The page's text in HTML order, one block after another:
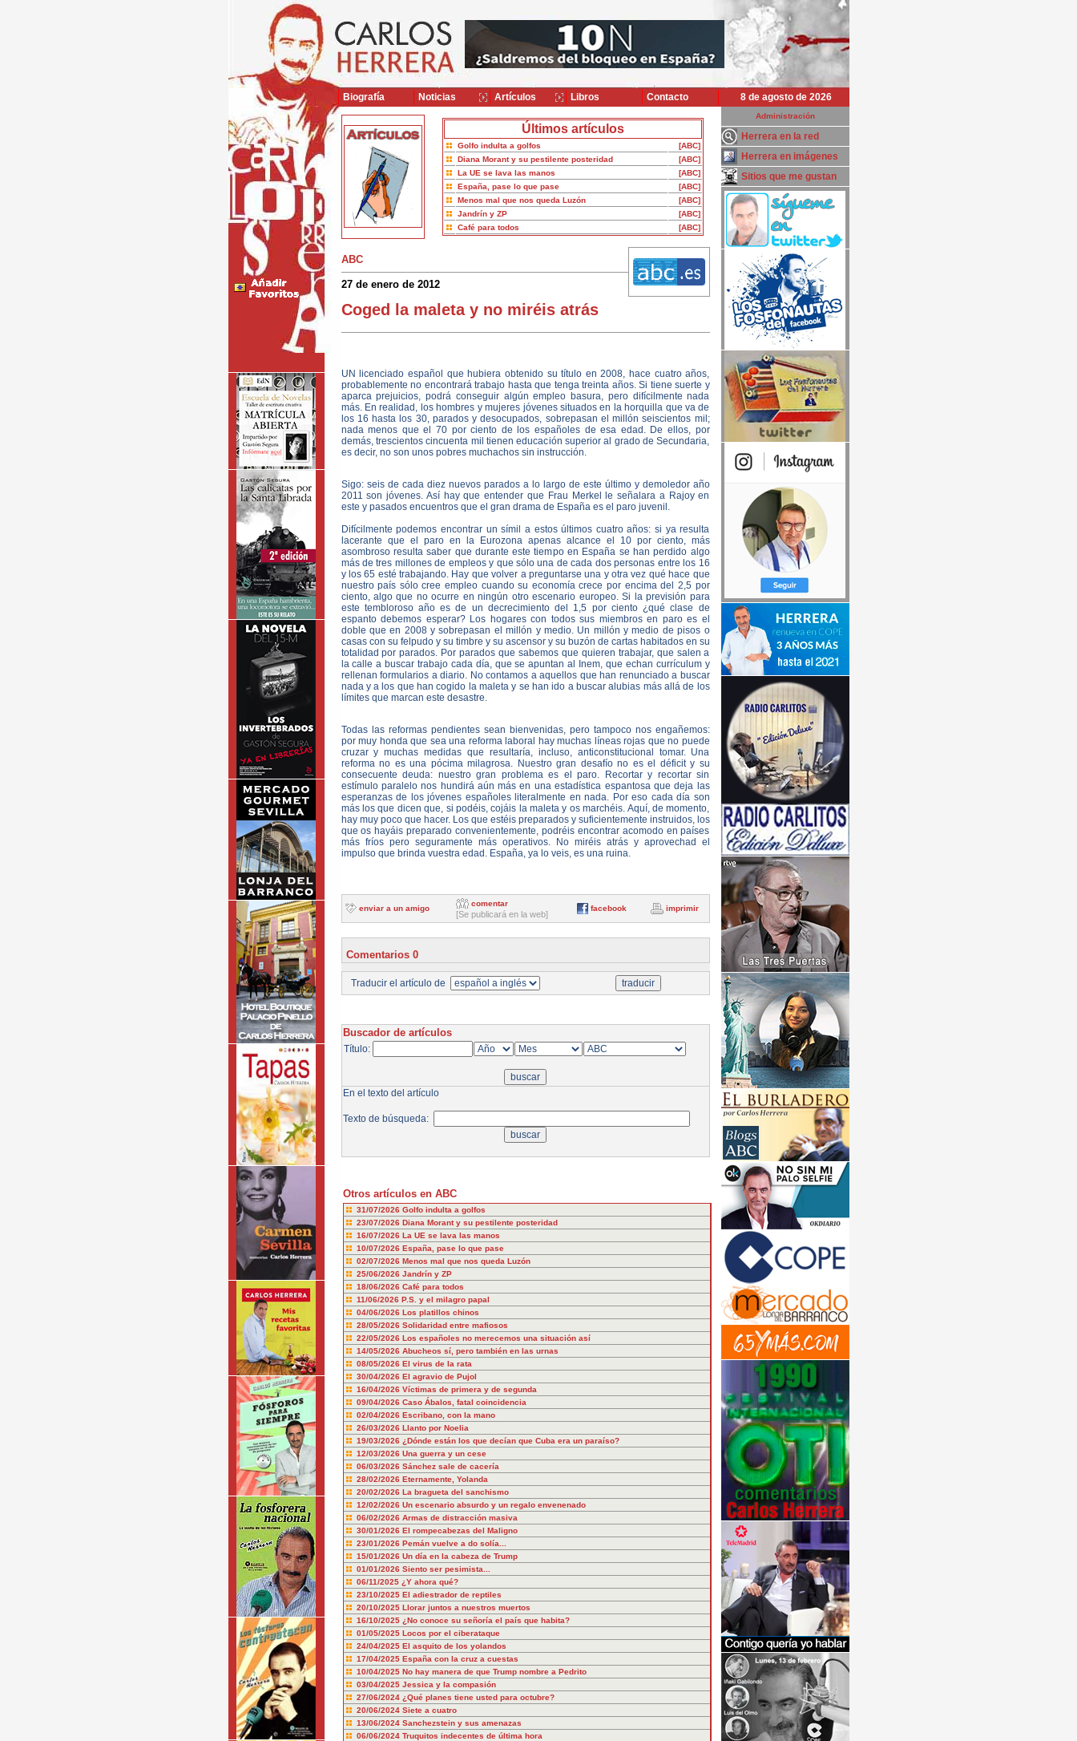
8 de agosto de 2026
Últimos artículos
Golfo indulta a golfos
[ABC]
Diana Morant y su pestilente posteridad
[ABC]
La UE se lava las manos
[ABC]
España, pase lo que pase
[ABC]
Menos mal que nos queda Luzón
[ABC]
Jandrín y ZP
[ABC]
Café para todos
[ABC]
ABC
27 de enero de 2012
Coged la maleta y no miréis atrás
UN licenciado español que hubiera obtenido su título en 2008, hace cuatro años,
probablemente no encontrará trabajo hasta que tenga treinta años. Si tiene suerte y
aparca prejuicios, podrá conseguir algún empleo basura, pero difícilmente nada
más. En realidad, los hombres y mujeres jóvenes situados en la horquilla que va de
los 16 hasta los 30, parados y desocupados, sobrepasan el millón seiscientos mil;
nada menos que el 70 por ciento de los españoles de esa edad. De ellos, por
demás, trescientos cincuenta mil tienen educación superior al grado de Secundaria,
es decir, no son unos pobres muchachos sin instrucción.
Sigo: seis de cada diez nuevos parados a lo largo de este último y demoledor año
2011 son jóvenes. Así hay que entender que Frau Merkel le señalara a Rajoy en
este y pasados encuentros que el gran drama de España es el paro juvenil.
Difícilmente podemos encontrar un símil a estos últimos cuatro años: si ya resulta
lacerante que el paro en la Eurozona apenas alcance el 10 por ciento, más
asombroso resulta saber que durante este tiempo en España se han perdido algo
más de tres millones de empleos y que sólo una de cada dos personas entre los 16
y los 65 esté trabajando. Hay que volver a preguntarse una y otra vez qué hace que
nuestro país sólo cree empleo cuando su economía crece por encima del 2,5 por
ciento, algo que no ocurre en ningún otro escenario europeo. Si la previsión para
este tembloroso año es de un decrecimiento del 1,5 por ciento ¿qué clase de
espanto debemos esperar? Los hogares con todos sus miembros en paro es el
doble que en 2008 y sobrepasan el millón y medio. Un millón y medio de pisos o
casas con su felpudo y su timbre y su ascensor y su buzón de cartas habitados en su
totalidad por parados. Por parados que sabemos que quieren trabajar, que salen a
la calle a buscar trabajo cada día, que se apuntan al Inem, que echan currículum y
rellenan formularios a diario. No contamos a aquellos que han renunciado a buscar
nada y a los que han cogido la maleta y se han ido a buscar alubias más allá de los
límites que marcan este desastre.
Todas las reformas pendientes sean bienvenidas, pero tampoco nos engañemos:
por muy honda que sea una reforma laboral hay muchas líneas rojas que no puede
cruzar y muchas medidas que resultaría, incluso, anticonstitucional tomar. Una
reforma no es una pócima milagrosa. Nuestro gran desafío no es el déficit y su
consecuente deuda: nuestro gran problema es el paro. Recortar y recortar sin
estímulo paralelo nos hundirá aún más en una estadística espantosa que deja las
esperanzas de los jóvenes españoles literalmente en nada. Por eso cada día son
más los que dicen que, si podéis, cojáis la maleta y os marchéis. Aquí, de momento,
hay muy poco que hacer. Los que estéis preparados y suficientemente instruidos, los
que os hayáis preparado convenientemente, podréis encontrar acomodo en países
más fríos pero seguramente más operativos. No miréis atrás y aprovechad el
impulso que brinda vuestra edad. España, ya lo veis, es una ruina.
enviar a un amigo
comentar
[Se publicará en la web]
facebook imprimir
Comentarios 0
Traducir el artículo de
Buscador de artículos
Título:
En el texto del artículo
Texto de búsqueda:
Otros artículos en ABC
31/07/2026 Golfo indulta a golfos
23/07/2026 Diana Morant y su pestilente posteridad
16/07/2026 La UE se lava las manos
10/07/2026 España, pase lo que pase
02/07/2026 Menos mal que nos queda Luzón
25/06/2026 Jandrín y ZP
18/06/2026 Café para todos
11/06/2026 P.S. y el milagro papal
04/06/2026 Los platillos chinos
28/05/2026 Solidaridad entre mafiosos
22/05/2026 Los españoles no merecemos una situación así
14/05/2026 Abucheos sí, pero también en las urnas
08/05/2026 El virus de la rata
30/04/2026 El agravio de Pujol
16/04/2026 Víctimas de primera y de segunda
09/04/2026 Caso Ábalos, fatal coincidencia
02/04/2026 Escribano, con la mano
26/03/2026 Llanto por Noelia
19/03/2026 ¿Dónde están los que decían que Cuba era un paraíso?
12/03/2026 Una guerra y un cese
06/03/2026 Sánchez sale de cacería
28/02/2026 Eternamente, Yolanda
20/02/2026 La bragueta del sanchismo
12/02/2026 Un escenario absurdo y un regalo envenenado
06/02/2026 Armas de distracción masiva
30/01/2026 El rompecabezas del Maligno
23/01/2026 Pemán vuelve a do solía...
15/01/2026 Un día en la cabeza de Trump
01/01/2026 Siento ser pesimista...
06/11/2025 ¿Y ahora qué?
23/10/2025 El adiestrador de reptiles
20/10/2025 Llorar juntos a nuestros muertos
16/10/2025 ¿No conoce su señoría el país que habita?
01/05/2025 Locos por el ciberataque
24/04/2025 El asquito de los yolandos
17/04/2025 España con la cruz a cuestas
10/04/2025 No hay manera de que Trump nombre a Pedrito
03/04/2025 Jessica y la compasión
27/06/2024 ¿Qué planes tiene usted para octubre?
20/06/2024 Siete a cuatro
13/06/2024 Sanchezstein y sus amenazas
06/06/2024 Truquitos indecentes de última hora
Administración
Herrera en la red
Herrera en imágenes
Sitios que me gustan
Biografía Noticias Artículos Libros Contacto